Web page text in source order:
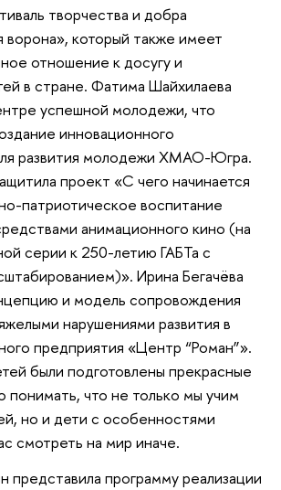
творчества и добра
ворона», который также имеет
отношение к досугу и
в стране. Фатима Шайхилаева
успешной молодежи, что
инновационного
развития молодежи ХМАО-Югра.
проект «С чего начинается
патриотическое воспитание
анимационного кино (на
серии к 250-летию ГАБТа с
Ирина Бегачёва
и модель сопровождения
нарушениями развития в
предприятия «Центр “Роман”».
были подготовлены прекрасные
понимать, что не только мы учим
но и дети с особенностями
смотреть на мир иначе.
представила программу реализации